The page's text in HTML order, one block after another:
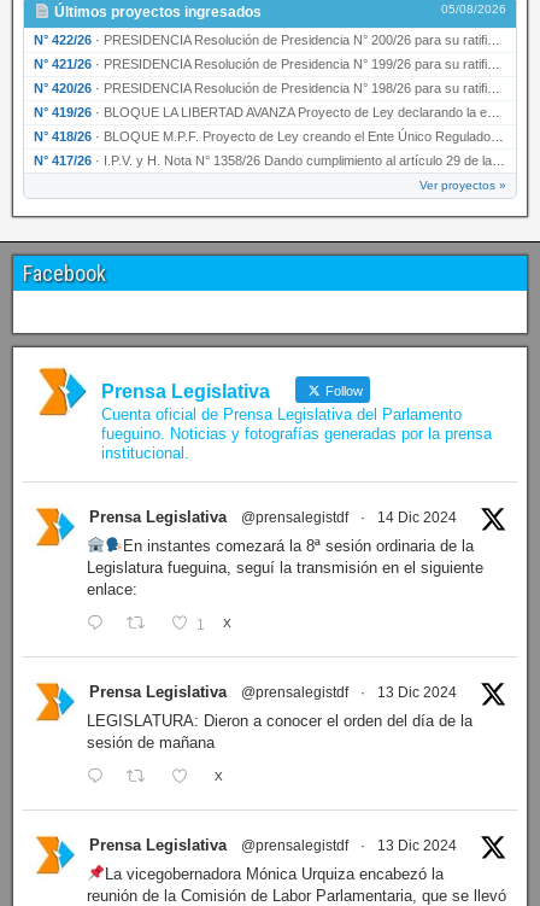
Últimos proyectos ingresados 05/08/2026
N° 422/26 · PRESIDENCIA Resolución de Presidencia N° 200/26 para su ratificación.
N° 421/26 · PRESIDENCIA Resolución de Presidencia N° 199/26 para su ratificación.
N° 420/26 · PRESIDENCIA Resolución de Presidencia N° 198/26 para su ratificación.
N° 419/26 · BLOQUE LA LIBERTAD AVANZA Proyecto de Ley declarando la esencialidad del servicio educativ…
N° 418/26 · BLOQUE M.P.F. Proyecto de Ley creando el Ente Único Regulador de servicios públicos de la …
N° 417/26 · I.P.V. y H. Nota N° 1358/26 Dando cumplimiento al artículo 29 de la Ley provincial N° 1399…
Ver proyectos »
Facebook
Prensa Legislativa Follow
Cuenta oficial de Prensa Legislativa del Parlamento
fueguino. Noticias y fotografías generadas por la prensa
institucional.
Prensa Legislativa @prensalegistdf · 14 Dic 2024
En instantes comezará la 8ª sesión ordinaria de la
Legislatura fueguina, seguí la transmisión en el siguiente
enlace:
1 X
Prensa Legislativa @prensalegistdf · 13 Dic 2024
LEGISLATURA: Dieron a conocer el orden del día de la
sesión de mañana
X
Prensa Legislativa @prensalegistdf · 13 Dic 2024
La vicegobernadora Mónica Urquiza encabezó la
reunión de la Comisión de Labor Parlamentaria, que se llevó